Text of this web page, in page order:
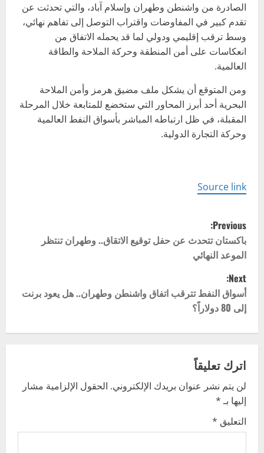
الصادرة من واشنطن وطهران وإسلام آباد، والتي تحدثت عن
تقدم كبير في المفاوضات واقتراب التوصل إلى تفاهم نهائي،
وسط ترقب إقليمي ودولي لما قد يحمله الاتفاق من
انعكاسات على أمن المنطقة وحركة الملاحة والطاقة
العالمية.
ومن المتوقع أن يشكل ملف مضيق هرمز وأمن الملاحة
البحرية أحد أبرز المحاور التي ستخضع للمتابعة خلال المرحلة
المقبلة، في ظل ارتباطه المباشر بأسواق النفط العالمية
وحركة التجارة الدولية.
Source link
P
o
s
t
n
v
i
g
Previous:
باكستان تتحدث عن حفل توقيع الاتقاق.. وطهران تنتظر
الموعد النهائي
Next:
أسواق النفط تترقب اتفاق واشنطن وطهران.. هل يعود برنت
إلى 80 دولاراً؟
اترك تعليقاً
لن يتم نشر عنوان بريدك الإلكتروني. الحقول الإلزامية مشار
إليها بـ*
التعليق *